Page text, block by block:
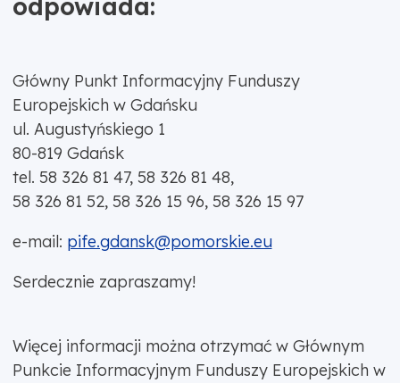
odpowiada:
Główny Punkt Informacyjny Funduszy
Europejskich w Gdańsku
ul. Augustyńskiego 1
80-819 Gdańsk
tel. 58 326 81 47, 58 326 81 48,
58 326 81 52, 58 326 15 96, 58 326 15 97
e-mail: pife.gdansk@pomorskie.eu
Serdecznie zapraszamy!
Więcej informacji można otrzymać w Głównym
Punkcie Informacyjnym Funduszy Europejskich w